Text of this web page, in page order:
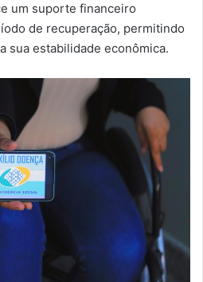
um suporte financeiro
de recuperação, permitindo
sua estabilidade econômica.